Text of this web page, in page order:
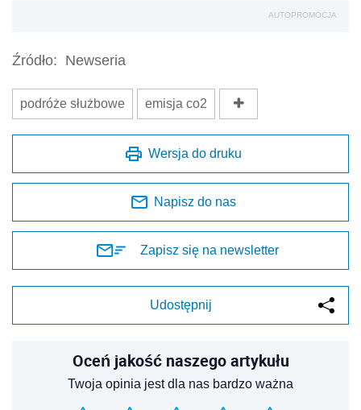
AUTOPROMOCJA
Źródło: Newseria
podróże służbowe emisja co2
Wersja do druku
Napisz do nas
Zapisz się na newsletter
Udostępnij
Oceń jakość naszego artykułu
Twoja opinia jest dla nas bardzo ważna